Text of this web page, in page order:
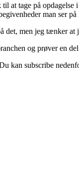
at tage på
man ser
men jeg tænker
og prøver en
kan subscribe